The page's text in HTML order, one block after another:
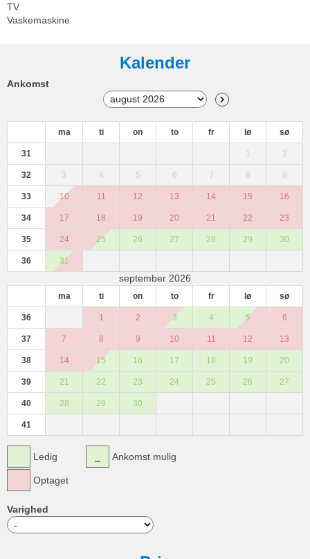
TV
Vaskemaskine
Kalender
Ankomst
ma ti on to fr lø sø
31 1 2
32 3 4 5 6 7 8 9
33 10 11 12 13 14 15 16
34 17 18 19 20 21 22 23
35 24 25 26 27 28 29 30
36 31
september 2026
ma ti on to fr lø sø
36 1 2 3 4 5 6
37 7 8 9 10 11 12 13
38 14 15 16 17 18 19 20
39 21 22 23 24 25 26 27
40 28 29 30
41
Ledig
Optaget
Ankomst mulig
Varighed